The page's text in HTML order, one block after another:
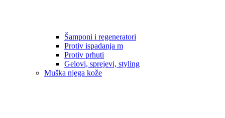
Šamponi i regeneratori
Protiv ispadanja m
Protiv prhuti
Gelovi, sprejevi, styling
Muška njega kože